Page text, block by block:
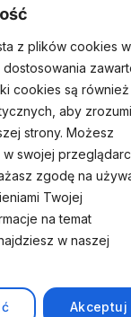
z plików cookies w
cookies są również
aby
strony. Możesz
swojej
zgodę na
Twojej
na temat
w naszej
Akceptuj